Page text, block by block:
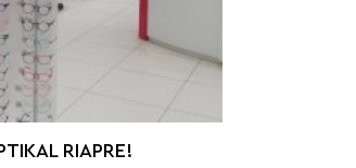
RIAPRE!